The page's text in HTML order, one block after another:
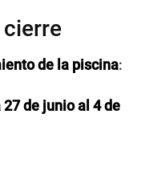
cierre
de la piscina:
27 de junio al 4 de